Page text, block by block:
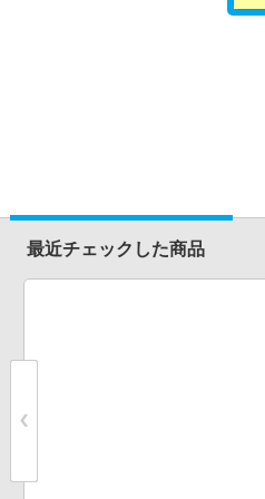
最近チェックした商品